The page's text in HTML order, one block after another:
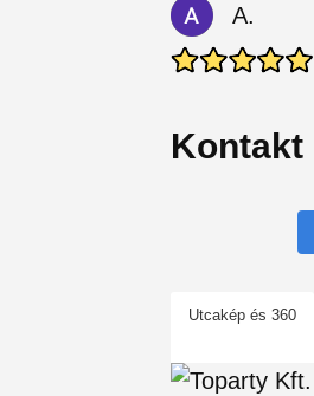
A.
Kontakt
Utcakép és 360